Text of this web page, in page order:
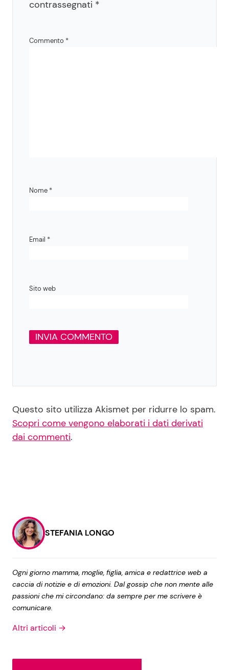
contrassegnati *
Commento *
Nome *
Email *
Sito web
Questo sito utilizza Akismet per ridurre lo spam.
Scopri come vengono elaborati i dati derivati
dai commenti.
STEFANIA LONGO
Ogni giorno mamma, moglie, figlia, amica e redattrice web a
caccia di notizie e di emozioni. Dal gossip che non mente alle
passioni che mi circondano: da sempre per me scrivere è
comunicare.
Altri articoli →